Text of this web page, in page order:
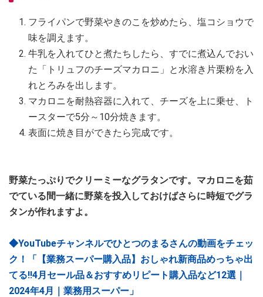
フライパンで野菜やきのこを炒めたら、塩コショウで
味を調えます。
牛乳を入れてひと煮たちしたら、すでに煮込んでおい
た「トリュフのチーズマカロニ」と水溶き片栗粉を入
れとろみを出します。
マカロニを耐熱容器に入れて、チーズを上に乗せ、ト
ースターで5分～10分焼きます。
表面に焼き目ができたら完成です。
野菜たっぷりでクリーミーなグラタンです。マカロニを茹
でている間一緒に野菜を投入しておけばさらに時短でグラ
タンが作れますよ。
◆YouTubeチャンネルでひとつのまるさんの動画をチェッ
ク！「【業務スーパー購入品】おしゃれ新商品めっちゃ出
てる‼4月セール品＆おすすめリピート購入品など12選｜
2024年4月｜業務用スーパー」